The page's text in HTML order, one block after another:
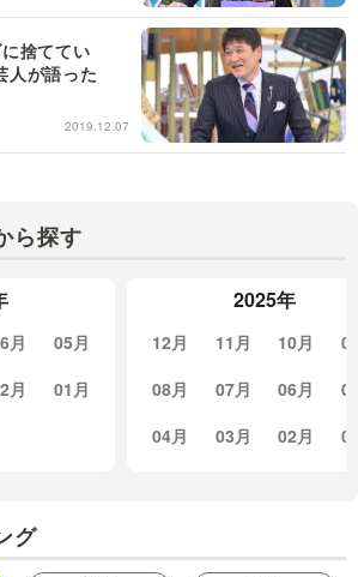
捨ててい
人が語った
2019.12.07
ら探す
月
05月
月 01月
2025年
12月 11月 10月
08月
07月 06月
04月
03月 02月
グ